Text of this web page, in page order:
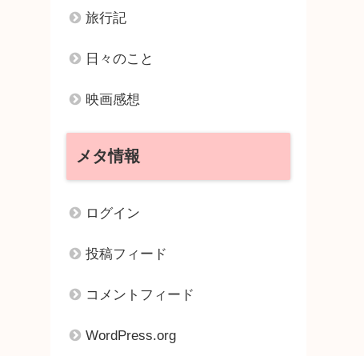
旅行記
日々のこと
映画感想
メタ情報
ログイン
投稿フィード
コメントフィード
WordPress.org